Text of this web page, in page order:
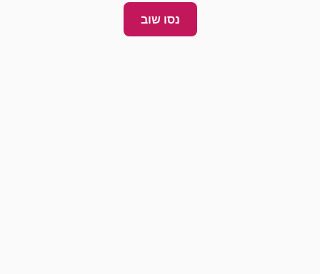
נסו שוב